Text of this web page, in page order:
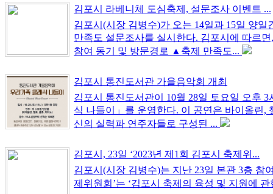
김포시 라베니체 도심축제, 설문조사 이벤트 ...
김포시(시장 김병수)가 오는 14일과 15일 양
만족도 설문조사를 실시한다. 김포시에 따르
참여 동기 및 방문경로 ▲축제 만족도...
김포시 통진도서관 가을음악회 개최
김포시 통진도서관이 10월 28일 토요일 오후
식 나들이」를 운영한다. 이 공연은 바이올린,
신의 실력파 연주자들로 구성된 ...
김포시, 23일 ‘2023년 제1회 김포시 축제위...
김포시(시장 김병수)는 지난 23일 본관 3층 참
제위원회’는 ‘김포시 축제의 육성 및 지원에